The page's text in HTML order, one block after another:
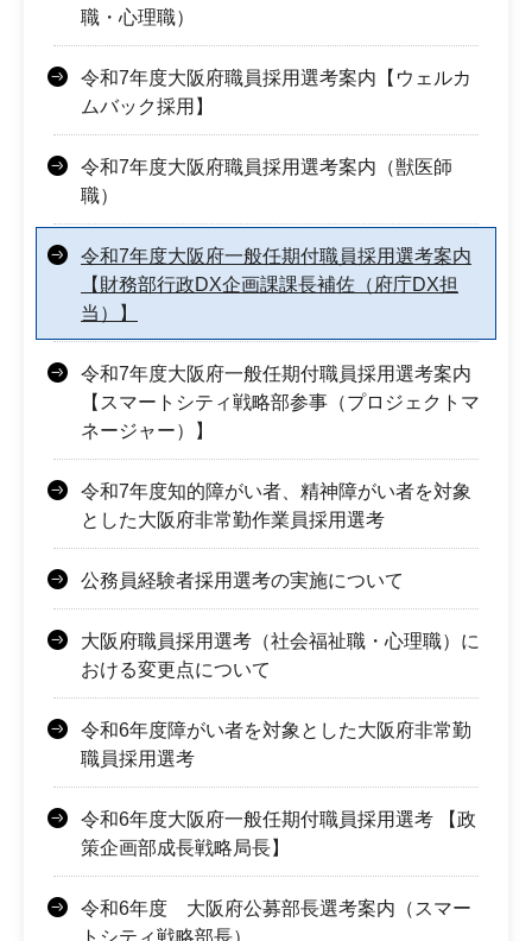
職・心理職）
令和7年度大阪府職員採用選考案内【ウェルカ
ムバック採用】
令和7年度大阪府職員採用選考案内（獣医師
職）
令和7年度大阪府一般任期付職員採用選考案内
【財務部行政DX企画課課長補佐（府庁DX担
当）】
令和7年度大阪府一般任期付職員採用選考案内
【スマートシティ戦略部参事（プロジェクトマ
ネージャー）】
令和7年度知的障がい者、精神障がい者を対象
とした大阪府非常勤作業員採用選考
公務員経験者採用選考の実施について
大阪府職員採用選考（社会福祉職・心理職）に
おける変更点について
令和6年度障がい者を対象とした大阪府非常勤
職員採用選考
令和6年度大阪府一般任期付職員採用選考 【政
策企画部成長戦略局長】
令和6年度 大阪府公募部長選考案内（スマー
トシティ戦略部長）